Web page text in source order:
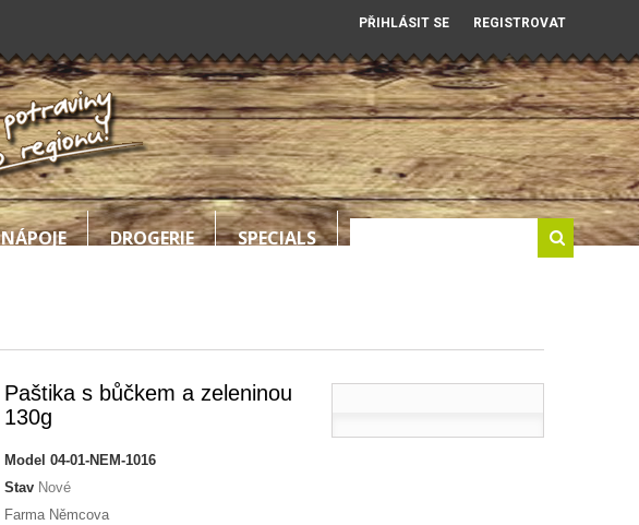
PŘIHLÁSIT SE REGISTROVAT
NÁPOJE DROGERIE SPECIALS
Paštika s bůčkem a zeleninou
130g
Model 04-01-NEM-1016
Stav Nové
Farma Němcova